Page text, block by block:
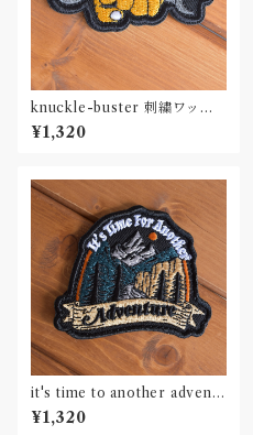
knuckle-buster 刺繍ワッペ
ン Patch
¥1,320
it's time to another adventu
re 刺繍ワッペン Patch
¥1,320